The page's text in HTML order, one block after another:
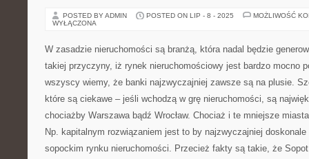
POSTED BY ADMIN POSTED ON LIP - 8 - 2025
MOŻLIWOŚĆ
WYŁĄCZONA
W zasadzie nieruchomości są branżą, która nadal będzie
takiej przyczyny, iż rynek nieruchomościowy jest bardzo mocno
wszyscy wiemy, że banki najzwyczajniej zawsze są na plusie.
które są ciekawe – jeśli wchodzą w grę nieruchomości, są
chociażby Warszawa bądź Wrocław. Chociaż i te mniejsze
Np. kapitalnym rozwiązaniem jest to by najzwyczajniej
sopockim rynku nieruchomości. Przecież fakty są takie, że